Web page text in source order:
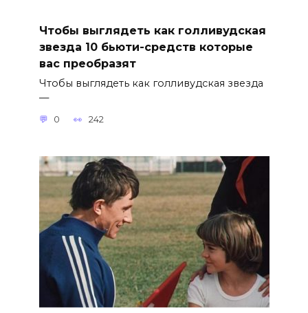
Чтобы выглядеть как голливудская
звезда 10 бьюти-средств которые
вас преобразят
Чтобы выглядеть как голливудская звезда
—
0 242